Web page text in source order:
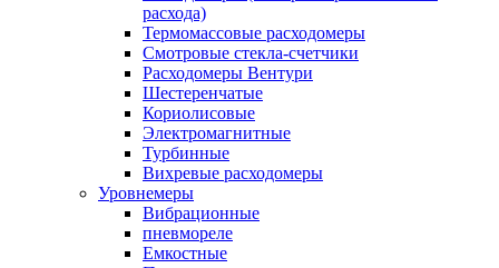
расхода)
Термомассовые расходомеры
Смотровые стекла-счетчики
Расходомеры Вентури
Шестеренчатые
Кориолисовые
Электромагнитные
Турбинные
Вихревые расходомеры
Уровнемеры
Вибрационные
пневмореле
Емкостные